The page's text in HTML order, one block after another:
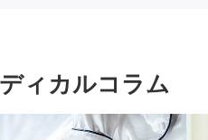
ィカルコラム